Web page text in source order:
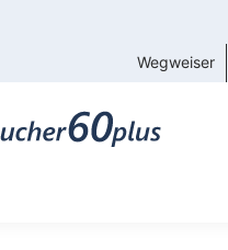
Wegweiser